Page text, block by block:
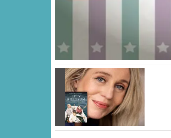
Vorige